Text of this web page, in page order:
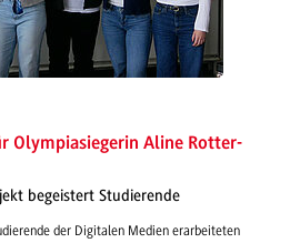
Olympiasiegerin Aline Rotter-
begeistert Studierende
der Digitalen Medien erarbeiteten